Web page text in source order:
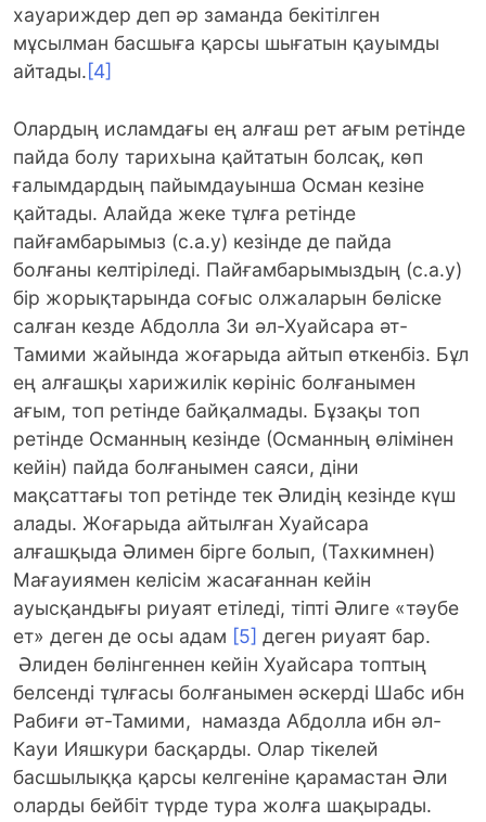
хауариждер деп әр заманда бекітілген
мұсылман басшыға қарсы шығатын қауымды
айтады.[4]
Олардың исламдағы ең алғаш рет ағым ретінде
пайда болу тарихына қайтатын болсақ, көп
ғалымдардың пайымдауынша Осман кезіне
қайтады. Алайда жеке тұлға ретінде
пайғамбарымыз (с.а.у) кезінде де пайда
болғаны келтіріледі. Пайғамбарымыздың (с.а.у)
бір жорықтарында соғыс олжаларын бөліске
салған кезде Абдолла Зи әл-Хуайсара әт-
Тамими жайында жоғарыда айтып өткенбіз. Бұл
ең алғашқы харижилік көрініс болғанымен
ағым, топ ретінде байқалмады. Бұзақы топ
ретінде Османның кезінде (Османның өлімінен
кейін) пайда болғанымен саяси, діни
мақсаттағы топ ретінде тек Әлидің кезінде күш
алады. Жоғарыда айтылған Хуайсара
алғашқыда Әлимен бірге болып, (Тахкимнен)
Мағауиямен келісім жасағаннан кейін
ауысқандығы риуаят етіледі, тіпті Әлиге «тәубе
ет» деген де осы адам [5] деген риуаят бар.
Әлиден бөлінгеннен кейін Хуайсара топтың
белсенді тұлғасы болғанымен әскерді Шабс ибн
Рабиғи әт-Тамими, намазда Абдолла ибн әл-
Кауи Ияшкури басқарды. Олар тікелей
басшылыққа қарсы келгеніне қарамастан Әли
оларды бейбіт түрде тура жолға шақырады.